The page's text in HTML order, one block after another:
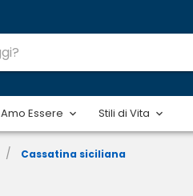
Amo Essere Stili di Vita
/ Cassatina siciliana